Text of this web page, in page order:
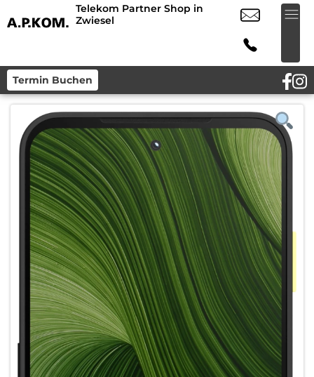
Telekom Partner Shop in
Zwiesel
Termin Buchen